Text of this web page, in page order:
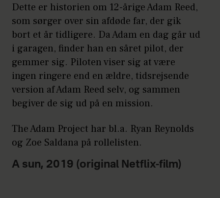
Dette er historien om 12-årige Adam Reed,
som sørger over sin afdøde far, der gik
bort et år tidligere. Da Adam en dag går ud
i garagen, finder han en såret pilot, der
gemmer sig. Piloten viser sig at være
ingen ringere end en ældre, tidsrejsende
version af Adam Reed selv, og sammen
begiver de sig ud på en mission.
The Adam Project har bl.a. Ryan Reynolds
og Zoe Saldana på rollelisten.
A sun, 2019 (original Netflix-film)